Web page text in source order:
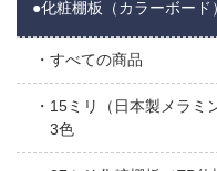
●化粧棚板（カラーボード）
すべての商品
15ミリ（日本製メラミ
3色